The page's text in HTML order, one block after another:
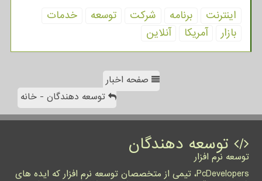
اینترنت برنامه شركت توسعه
خدمات
بازار
آمریكا آنلاین
صفحه اخبار
توسعه دهندگان - خانه
توسعه دهندگان
توسعه نرم افزار
PcDevelopers، تیمی از متخصصان توسعه نرم افزار که ایده های